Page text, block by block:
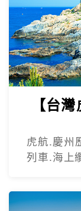
【台
虎航.慶州
列車.海上